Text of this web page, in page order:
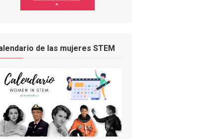
de las mujeres STEM